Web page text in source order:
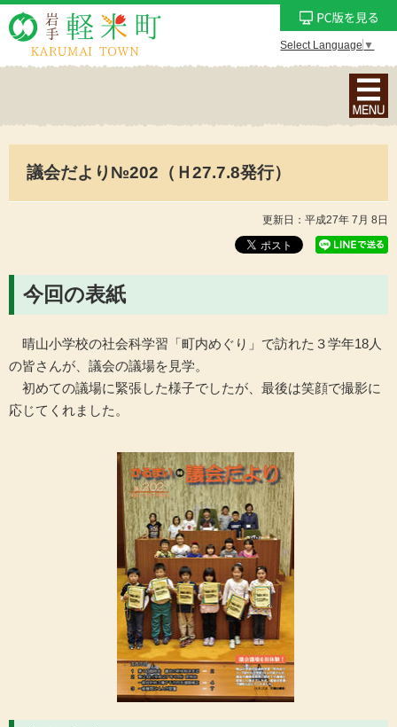
Select Language ▼
ナ
ビ
ン
メ
表
議会だより№202（Ｈ27.7.8発行）
更新日：平成27年 7月 8日
今回の表紙
晴山小学校の社会科学習「町内めぐり」で訪れた３学年18人
の皆さんが、議会の議場を見学。
初めての議場に緊張した様子でしたが、最後は笑顔で撮影に
応じてくれました。